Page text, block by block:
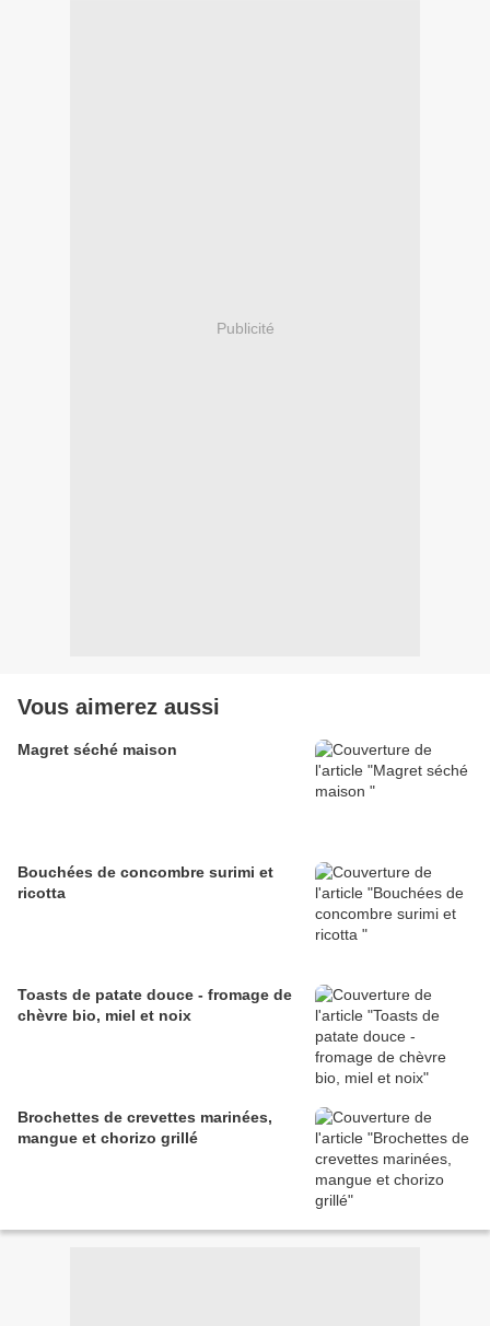
Publicité
Vous aimerez aussi
Magret séché maison
Bouchées de concombre surimi et
ricotta
Toasts de patate douce - fromage de
chèvre bio, miel et noix
Brochettes de crevettes marinées,
mangue et chorizo grillé